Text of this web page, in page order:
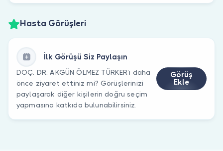
Hasta Görüşleri
İlk Görüşü Siz Paylaşın
DOÇ. DR. AKGÜN ÖLMEZ TÜRKER’ı daha
önce ziyaret ettiniz mi? Görüşlerinizi
paylaşarak diğer kişilerin doğru seçim
yapmasına katkıda bulunabilirsiniz.
Görüş
Ekle